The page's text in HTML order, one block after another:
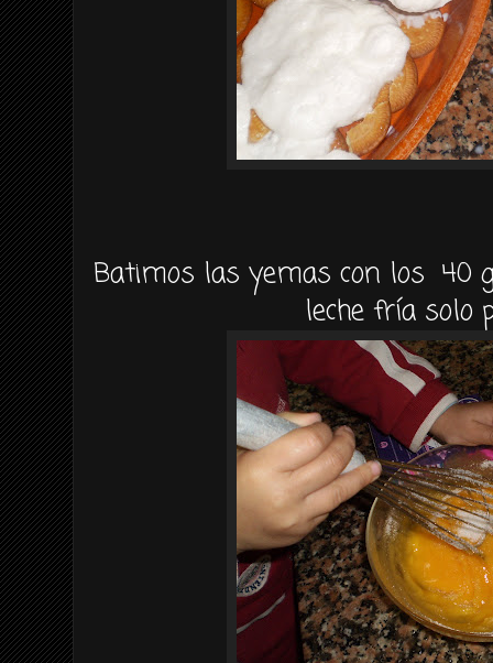
Batimos las yemas con los 40
leche fría solo